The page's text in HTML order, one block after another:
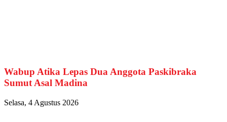
Wabup Atika Lepas Dua Anggota Paskibraka
Sumut Asal Madina
Selasa, 4 Agustus 2026